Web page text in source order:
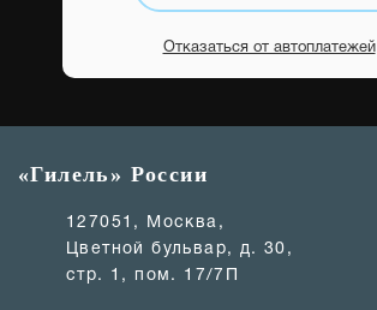
Отказаться от автоплатежей
«Гилель» России
127051, Москва,
Цветной бульвар, д. 30,
стр. 1, пом. 17/7П